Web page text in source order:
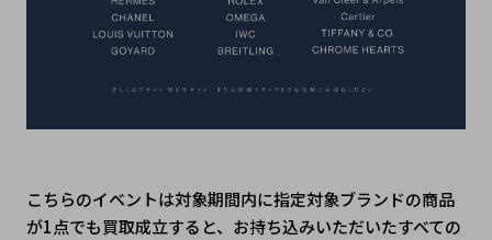
こちらのイベントは対象期間内に指定対象ブランドの商品
が1点でも買取成立すると、お持ち込みいただいたすべての